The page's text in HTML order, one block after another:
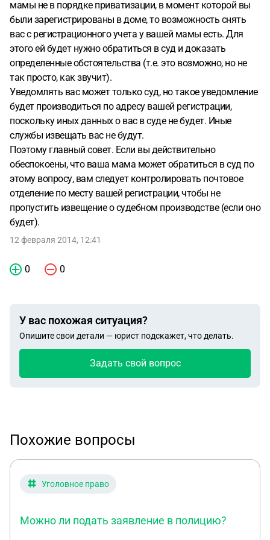
СОБСТВЕННИК ДОМА, ПРАВО ВЫПИСАТЬ МЕНЯ БЕЗ
МОЕГО СОГЛАСИЯ ИЗ ДОМА, В КОТОРОМ Я БЫЛА
ЗАРЕГИСТРИРОВАНА 9 ОКТ. 2007 ГОДА?И УВЕДОМЯТ ЛИ
МЕНЯ ПРАВОХРАНИТЕЛЬНЫЕ ОРГАНЫ ИЛИ ДРУГИЕ
СЛУЖБЫ КАКИМ-ЛИБО ОБРАЗОМ О ТОМ, ЧТО МЕНЯ
СОБИРАЮТСЯ ВЫПИСЫВАТЬ/ВЫПИСАЛИ?
данных своей матери, естественно, я не оставляла, но она
знает лишь мой номер мобильного телефона)Извините за
банальный "подростковый вопрос" из серии "Отцы и дети",
прошу, ответьте!
мамы не в порядке приватизации, в момент которой вы
были зарегистрированы в доме, то возможность снять
вас с регистрационного учета у вашей мамы есть. Для
этого ей будет нужно обратиться в суд и доказать
определенные обстоятельства (т.е. это возможно, но не
так просто, как звучит).
Уведомлять вас может только суд, но такое уведомление
будет производиться по адресу вашей регистрации,
поскольку иных данных о вас в суде не будет. Иные
службы извещать вас не будут.
Поэтому главный совет. Если вы действительно
обеспокоены, что ваша мама может обратиться в суд по
этому вопросу, вам следует контролировать почтовое
отделение по месту вашей регистрации, чтобы не
пропустить извещение о судебном производстве (если оно
будет).
12 февраля 2014, 12:41
0 0
У вас похожая ситуация?
Опишите свои детали — юрист подскажет, что делать.
Задать свой вопрос
Похожие вопросы
Уголовное право
Можно ли подать заявление в полицию?